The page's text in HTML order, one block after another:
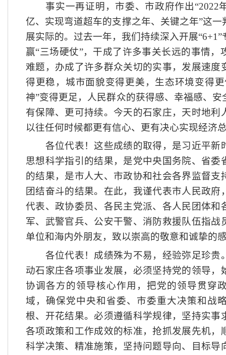
事实一再证明，市委、市政府作出“2022
亿、实现弯道超车的支撑之年、关键之年”这
展实际的。过去一年，我们持续深入开展
赢“三场硬仗”，干成了许多事关长远的事情，
难题，办成了许多群众关切的实事，发展速度
得更稳，城市面貌变得更美，生态环境变得
神”变得更足，人民群众的获得感、幸福感、
有保障、更可持续。今天的石家庄，天时地利
以往任何时候都更有信心、更有决心实现经济
各位代表！这些成绩的取得，是习近平新
思想科学指引的结果，是党中央国务院、省委
的结果，是市人大、市政协和社会各界监督支
团结奋斗的结果。在此，我谨代表市人民政府
代表、政协委员、各民主党派、各人民团体和
军、武警官兵、公安干警、消防救援队伍指战
单位和海内外朋友，致以崇高的敬意和诚挚的
各位代表！成绩殊为不易，经验弥足珍贵
动石家庄各项事业发展，必须坚持党的领导，
协调各方的领导核心作用，把党的领导贯穿
域，确保党中央和省委、市委重大决策和战
根、开花结果。必须遵循科学规律，坚持实事
各项政策和工作成效的标准，抢抓发展先机，
科学决策、精准施策，坚持问题导向、目标导